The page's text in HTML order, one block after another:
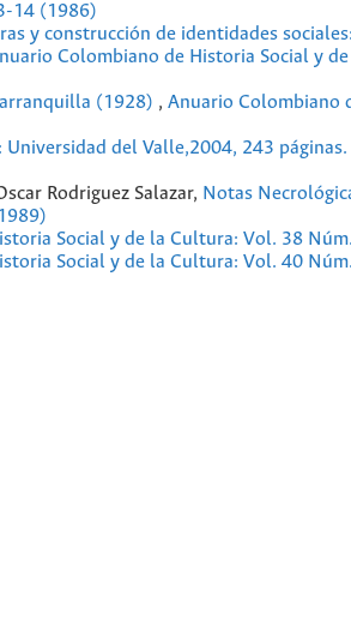
14 (1986)
y construcción de identidades
Colombiano de Historia Social y
(1928) , Anuario Colombiano
del Valle,2004, 243 páginas.
Rodriguez Salazar, Notas
Social y de la Cultura: Vol. 38
Social y de la Cultura: Vol. 40